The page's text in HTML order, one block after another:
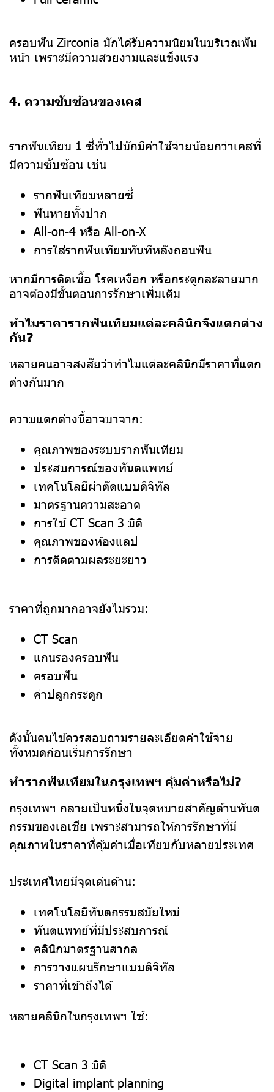
ครอบฟัน Zirconia มักได้รับความนิยมในบริเวณฟัน
หน้า เพราะมีความสวยงามและแข็งแรง
4. ความซับซ้อนของเคส
รากฟันเทียม 1 ซี่ทั่วไปมักมีค่าใช้จ่ายน้อยกว่าเคสที่
มีความซับซ้อน เช่น
รากฟันเทียมหลายซี่
ฟันหายทั้งปาก
All-on-4 หรือ All-on-X
การใส่รากฟันเทียมทันทีหลังถอนฟัน
หากมีการติดเชื้อ โรคเหงือก หรือกระดูกละลายมาก
อาจต้องมีขั้นตอนการรักษาเพิ่มเติม
ทำไมราคารากฟันเทียมแต่ละคลินิกจึงแตกต่าง
กัน?
หลายคนอาจสงสัยว่าทำไมแต่ละคลินิกมีราคาที่แตก
ต่างกันมาก
ความแตกต่างนี้อาจมาจาก:
คุณภาพของระบบรากฟันเทียม
ประสบการณ์ของทันตแพทย์
เทคโนโลยีผ่าตัดแบบดิจิทัล
มาตรฐานความสะอาด
การใช้ CT Scan 3 มิติ
คุณภาพของห้องแลป
การติดตามผลระยะยาว
ราคาที่ถูกมากอาจยังไม่รวม:
CT Scan
แกนรองครอบฟัน
ครอบฟัน
ค่าปลูกกระดูก
ดังนั้นคนไข้ควรสอบถามรายละเอียดค่าใช้จ่าย
ทั้งหมดก่อนเริ่มการรักษา
ทำรากฟันเทียมในกรุงเทพฯ คุ้มค่าหรือไม่?
กรุงเทพฯ กลายเป็นหนึ่งในจุดหมายสำคัญด้านทันต
กรรมของเอเชีย เพราะสามารถให้การรักษาที่มี
คุณภาพในราคาที่คุ้มค่าเมื่อเทียบกับหลายประเทศ
ประเทศไทยมีจุดเด่นด้าน:
เทคโนโลยีทันตกรรมสมัยใหม่
ทันตแพทย์ที่มีประสบการณ์
คลินิกมาตรฐานสากล
การวางแผนรักษาแบบดิจิทัล
ราคาที่เข้าถึงได้
หลายคลินิกในกรุงเทพฯ ใช้:
CT Scan 3 มิติ
Digital implant planning